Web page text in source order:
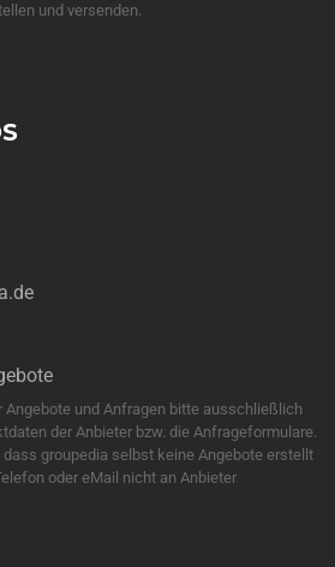
und versenden.
Angebote und Anfragen bitte ausschließlich
der Anbieter bzw. die Anfrageformulare.
dass groupedia selbst keine Angebote erstellt
oder eMail nicht an Anbieter